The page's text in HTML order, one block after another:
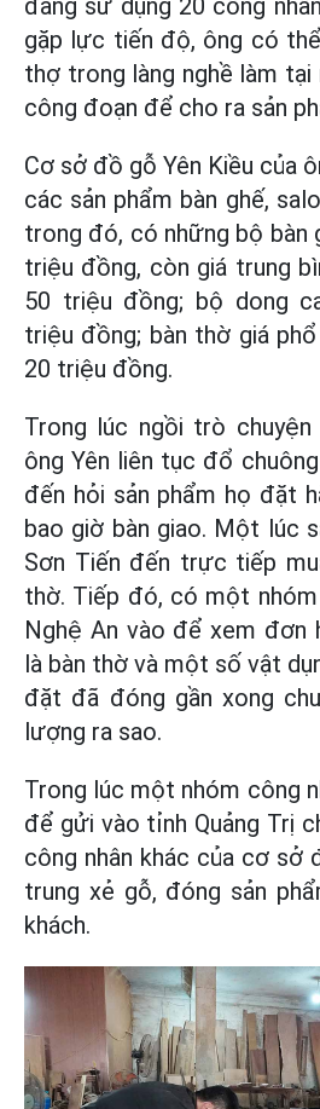
đang sử dụng 20 công
gặp lực tiến độ, ông có
thợ trong làng nghề làm
công đoạn để cho ra sản
Cơ sở đồ gỗ Yên Kiều của
các sản phẩm bàn ghế,
trong đó, có những bộ bàn
triệu đồng, còn giá trung
50 triệu đồng; bộ dong
triệu đồng; bàn thờ giá
20 triệu đồng.
Trong lúc ngồi trò
ông Yên liên tục đổ
đến hỏi sản phẩm họ đặt
bao giờ bàn giao. Một lúc
Sơn Tiến đến trực tiếp
thờ. Tiếp đó, có một
Nghệ An vào để xem đơn
là bàn thờ và một số vật
đặt đã đóng gần xong
lượng ra sao.
Trong lúc một nhóm công
để gửi vào tỉnh Quảng Trị
công nhân khác của cơ sở
trung xẻ gỗ, đóng sản
khách.